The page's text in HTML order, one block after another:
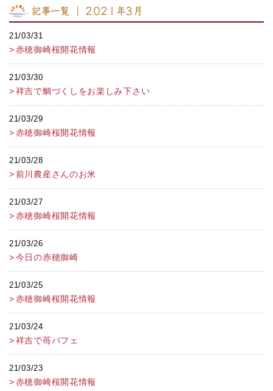
記事一覧 ｜ 2021年3月
21/03/31
赤穂御崎桜開花情報
21/03/30
祥吉で鯛づくしをお楽しみ下さい
21/03/29
赤穂御崎桜開花情報
21/03/28
前川農産さんのお米
21/03/27
赤穂御崎桜開花情報
21/03/26
今日の赤穂御崎
21/03/25
赤穂御崎桜開花情報
21/03/24
祥吉で苺パフェ
21/03/23
赤穂御崎桜開花情報